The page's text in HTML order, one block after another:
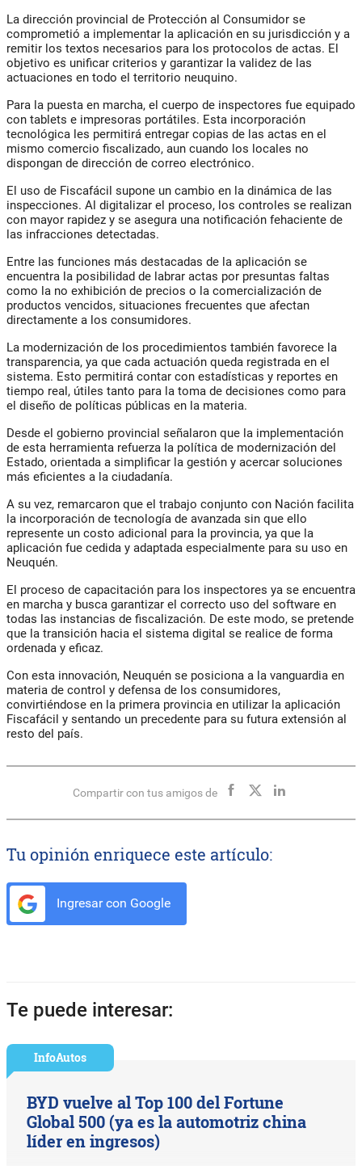
La dirección provincial de Protección al Consumidor se
comprometió a implementar la aplicación en su jurisdicción y a
remitir los textos necesarios para los protocolos de actas. El
objetivo es unificar criterios y garantizar la validez de las
actuaciones en todo el territorio neuquino.
Para la puesta en marcha, el cuerpo de inspectores fue equipado
con tablets e impresoras portátiles. Esta incorporación
tecnológica les permitirá entregar copias de las actas en el
mismo comercio fiscalizado, aun cuando los locales no
dispongan de dirección de correo electrónico.
El uso de Fiscafácil supone un cambio en la dinámica de las
inspecciones. Al digitalizar el proceso, los controles se realizan
con mayor rapidez y se asegura una notificación fehaciente de
las infracciones detectadas.
Entre las funciones más destacadas de la aplicación se
encuentra la posibilidad de labrar actas por presuntas faltas
como la no exhibición de precios o la comercialización de
productos vencidos, situaciones frecuentes que afectan
directamente a los consumidores.
La modernización de los procedimientos también favorece la
transparencia, ya que cada actuación queda registrada en el
sistema. Esto permitirá contar con estadísticas y reportes en
tiempo real, útiles tanto para la toma de decisiones como para
el diseño de políticas públicas en la materia.
Desde el gobierno provincial señalaron que la implementación
de esta herramienta refuerza la política de modernización del
Estado, orientada a simplificar la gestión y acercar soluciones
más eficientes a la ciudadanía.
A su vez, remarcaron que el trabajo conjunto con Nación facilita
la incorporación de tecnología de avanzada sin que ello
represente un costo adicional para la provincia, ya que la
aplicación fue cedida y adaptada especialmente para su uso en
Neuquén.
El proceso de capacitación para los inspectores ya se encuentra
en marcha y busca garantizar el correcto uso del software en
todas las instancias de fiscalización. De este modo, se pretende
que la transición hacia el sistema digital se realice de forma
ordenada y eficaz.
Con esta innovación, Neuquén se posiciona a la vanguardia en
materia de control y defensa de los consumidores,
convirtiéndose en la primera provincia en utilizar la aplicación
Fiscafácil y sentando un precedente para su futura extensión al
resto del país.
Compartir con tus amigos de
Tu opinión enriquece este artículo:
Ingresar con Google
Te puede interesar:
InfoAutos
BYD vuelve al Top 100 del Fortune
Global 500 (ya es la automotriz china
líder en ingresos)